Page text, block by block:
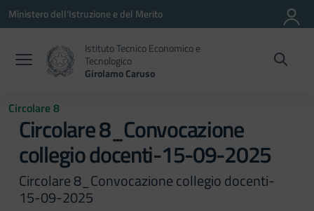
Vai ai contenuti
Vai al menu di navigazione
Vai al footer
Ministero dell'Istruzione e del Merito
Istituto Tecnico Economico e
Tecnologico
Girolamo Caruso
Circolare 8
Circolare 8_Convocazione
collegio docenti-15-09-2025
Circolare 8_Convocazione collegio docenti-
15-09-2025